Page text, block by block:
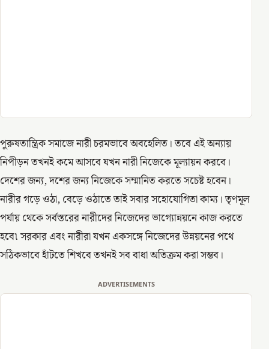
পুরুষতান্ত্রিক সমাজে নারী চরমভাবে অবহেলিত। তবে এই অন্যায়
নিপীড়ন তখনই কমে আসবে যখন নারী নিজেকে মূল্যায়ন করবে।
দেশের জন্য, দশের জন্য নিজেকে সম্মানিত করতে সচেষ্ট হবেন।
নারীর গড়ে ওঠা, বেড়ে ওঠাতে তাই সবার সহোযোগিতা কাম্য। তৃণমূল
পর্যায় থেকে সর্বস্তরের নারীদের নিজেদের ভাগ্যোন্নয়নে কাজ করতে
হবে৷ সরকার এবং নারীরা যখন একসঙ্গে নিজেদের উন্নয়নের পথে
সঠিকভাবে হাঁটতে শিখবে তখনই সব বাধা অতিক্রম করা সম্ভব।
ADVERTISEMENTS